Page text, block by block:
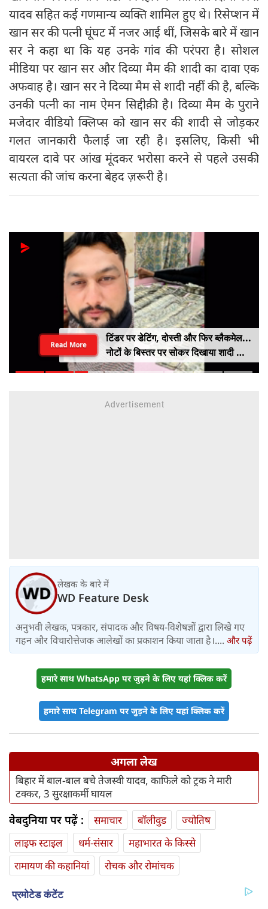
यादव सहित कई गणमान्य व्यक्ति शामिल हुए थे। रिसेप्शन में
खान सर की पत्नी घूंघट में नजर आई थीं, जिसके बारे में खान
सर ने कहा था कि यह उनके गांव की परंपरा है। सोशल
मीडिया पर खान सर और दिव्या मैम की शादी का दावा एक
अफवाह है। खान सर ने दिव्या मैम से शादी नहीं की है, बल्कि
उनकी पत्नी का नाम ऐमन सिद्दीक़ी है। दिव्या मैम के पुराने
मजेदार वीडियो क्लिप्स को खान सर की शादी से जोड़कर
गलत जानकारी फैलाई जा रही है। इसलिए, किसी भी
वायरल दावे पर आंख मूंदकर भरोसा करने से पहले उसकी
सत्यता की जांच करना बेहद ज़रूरी है।
टिंडर पर डेटिंग, दोस्ती और फिर ब्लैकमेल...
नोटों के बिस्तर पर सोकर दिखाया शादी का
सपना, लूट लिए 6 करोड़ रुपए
Read More
लेखक के बारे में
WD Feature Desk
अनुभवी लेखक, पत्रकार, संपादक और विषय-विशेषज्ञों द्वारा लिखे गए
गहन और विचारोत्तेजक आलेखों का प्रकाशन किया जाता है।.... और पढ़ें
हमारे साथ WhatsApp पर जुड़ने के लिए यहां क्लिक करें
हमारे साथ Telegram पर जुड़ने के लिए यहां क्लिक करें
अगला लेख
बिहार में बाल-बाल बचे तेजस्वी यादव, काफिले को ट्रक ने मारी
टक्कर, 3 सुरक्षाकर्मी घायल
वेबदुनिया पर पढ़ें : समाचार बॉलीवुड
ज्योतिष
लाइफ स्‍टाइल
धर्म-संसार
महाभारत के किस्से
रामायण की कहानियां
रोचक और रोमांचक